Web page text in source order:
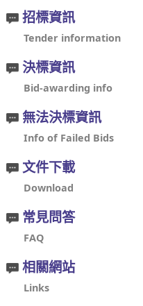
招標資訊
Tender information
決標資訊
Bid-awarding info
無法決標資訊
Info of Failed Bids
文件下載
Download
常見問答
FAQ
相關網站
Links